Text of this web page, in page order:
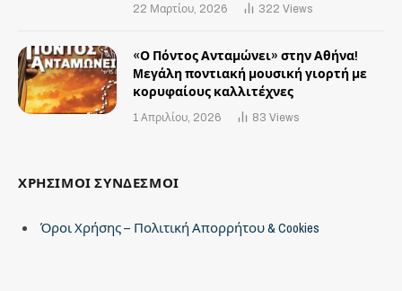
22 Μαρτίου, 2026 322 Views
«Ο Πόντος Ανταμώνει» στην Αθήνα!
Mεγάλη ποντιακή μουσική γιορτή με
κορυφαίους καλλιτέχνες
1 Απριλίου, 2026 83 Views
ΧΡΗΣΙΜΟΙ ΣΥΝΔΕΣΜΟΙ
Όροι Χρήσης – Πολιτική Απορρήτου & Cookies